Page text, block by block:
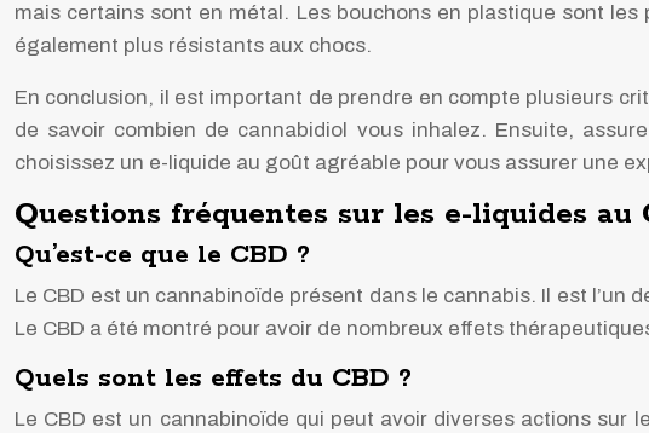
mais certains sont en métal. Les bouchons en plastique sont
également plus résistants aux chocs.
En conclusion, il est important de prendre en compte plusieurs
de savoir combien de cannabidiol vous inhalez. Ensuite,
choisissez un e-liquide au goût agréable pour vous assurer une
Questions fréquentes sur les e-liquides au
Qu’est-ce que le CBD ?
Le CBD est un cannabinoïde présent dans le cannabis. Il est
Le CBD a été montré pour avoir de nombreux effets
Quels sont les effets du CBD ?
Le CBD est un cannabinoïde qui peut avoir diverses actions